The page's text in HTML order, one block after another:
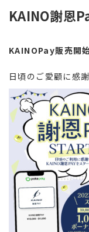
KAINO謝恩
KAINOPay販売開
日頃のご愛顧に感